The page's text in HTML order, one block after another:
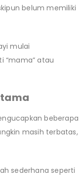
belum memiliki
mulai
“mama” atau
beberapa
masih terbatas,
sederhana seperti